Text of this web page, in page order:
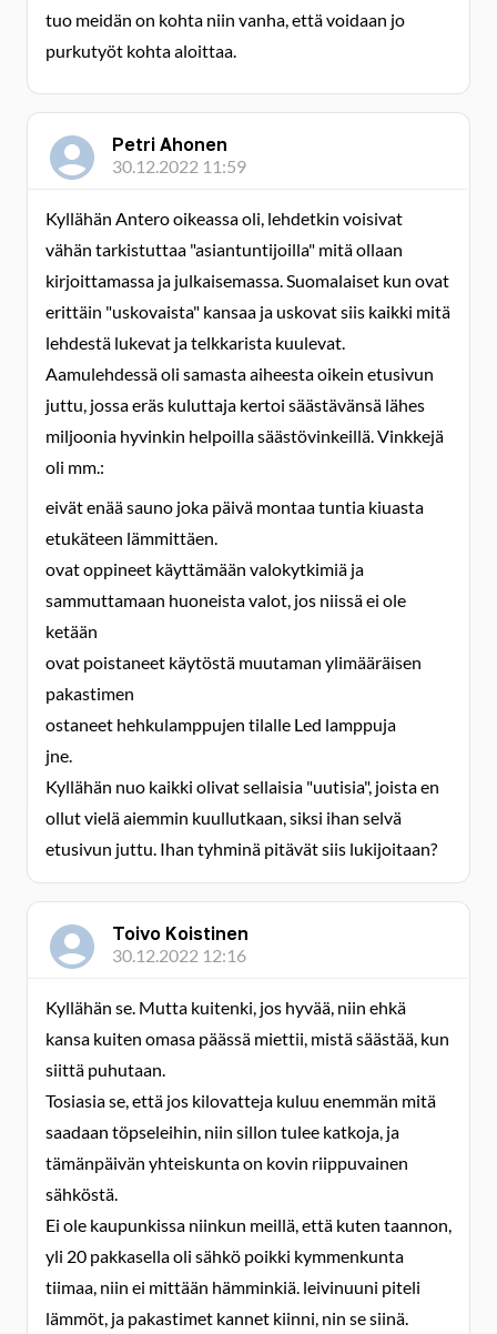
tuo meidän on kohta niin vanha, että voidaan jo
purkutyöt kohta aloittaa.
Petri Ahonen
30.12.2022 11:59
Kyllähän Antero oikeassa oli, lehdetkin voisivat
vähän tarkistuttaa "asiantuntijoilla" mitä ollaan
kirjoittamassa ja julkaisemassa. Suomalaiset kun ovat
erittäin "uskovaista" kansaa ja uskovat siis kaikki mitä
lehdestä lukevat ja telkkarista kuulevat.
Aamulehdessä oli samasta aiheesta oikein etusivun
juttu, jossa eräs kuluttaja kertoi säästävänsä lähes
miljoonia hyvinkin helpoilla säästövinkeillä. Vinkkejä
oli mm.:
eivät enää sauno joka päivä montaa tuntia kiuasta
etukäteen lämmittäen.
ovat oppineet käyttämään valokytkimiä ja
sammuttamaan huoneista valot, jos niissä ei ole
ketään
ovat poistaneet käytöstä muutaman ylimääräisen
pakastimen
ostaneet hehkulamppujen tilalle Led lamppuja
jne.
Kyllähän nuo kaikki olivat sellaisia "uutisia", joista en
ollut vielä aiemmin kuullutkaan, siksi ihan selvä
etusivun juttu. Ihan tyhminä pitävät siis lukijoitaan?
Toivo Koistinen
30.12.2022 12:16
Kyllähän se. Mutta kuitenki, jos hyvää, niin ehkä
kansa kuiten omasa päässä miettii, mistä säästää, kun
siittä puhutaan.
Tosiasia se, että jos kilovatteja kuluu enemmän mitä
saadaan töpseleihin, niin sillon tulee katkoja, ja
tämänpäivän yhteiskunta on kovin riippuvainen
sähköstä.
Ei ole kaupunkissa niinkun meillä, että kuten taannon,
yli 20 pakkasella oli sähkö poikki kymmenkunta
tiimaa, niin ei mittään hämminkiä. leivinuuni piteli
lämmöt, ja pakastimet kannet kiinni, nin se siinä.